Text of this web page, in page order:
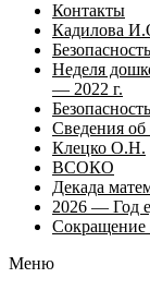
Контакты
Кадилова
Неделя
— 2022 г.
Сведения об
Клецко О.Н.
ВСОКО
Декада
2026 — Год
Сокращение
Меню